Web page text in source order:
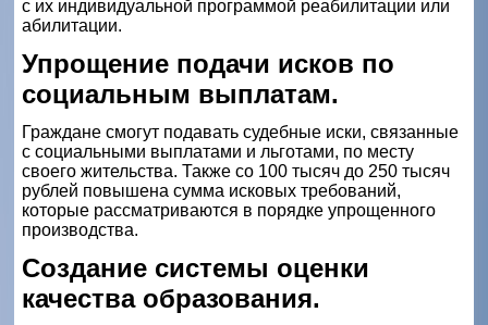
с их индивидуальной программой реабилитации или
абилитации.
Упрощение подачи исков по
социальным выплатам.
Граждане смогут подавать судебные иски, связанные
с социальными выплатами и льготами, по месту
своего жительства. Также со 100 тысяч до 250 тысяч
рублей повышена сумма исковых требований,
которые рассматриваются в порядке упрощенного
производства.
Создание системы оценки
качества образования.